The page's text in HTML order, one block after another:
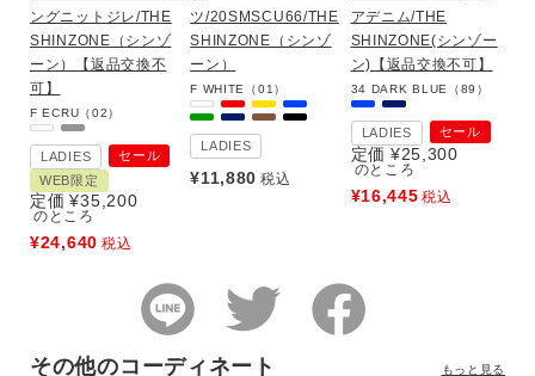
ングニットジレ/THE
SHINZONE（シンゾ
ーン）【返品交換不
可】
F ECRU（02）
LADIES
セール
WEB限定
定価 ¥35,200
のところ
¥24,640 税込
ツ/20SMSCU66/THE
SHINZONE（シンゾ
ーン）
F WHITE（01）
LADIES
¥11,880 税込
アデニム/THE
SHINZONE(シンゾー
ン)【返品交換不可】
34 DARK BLUE（89）
LADIES セール
定価 ¥25,300
のところ
¥16,445 税込
その他のコーディネート もっと見る